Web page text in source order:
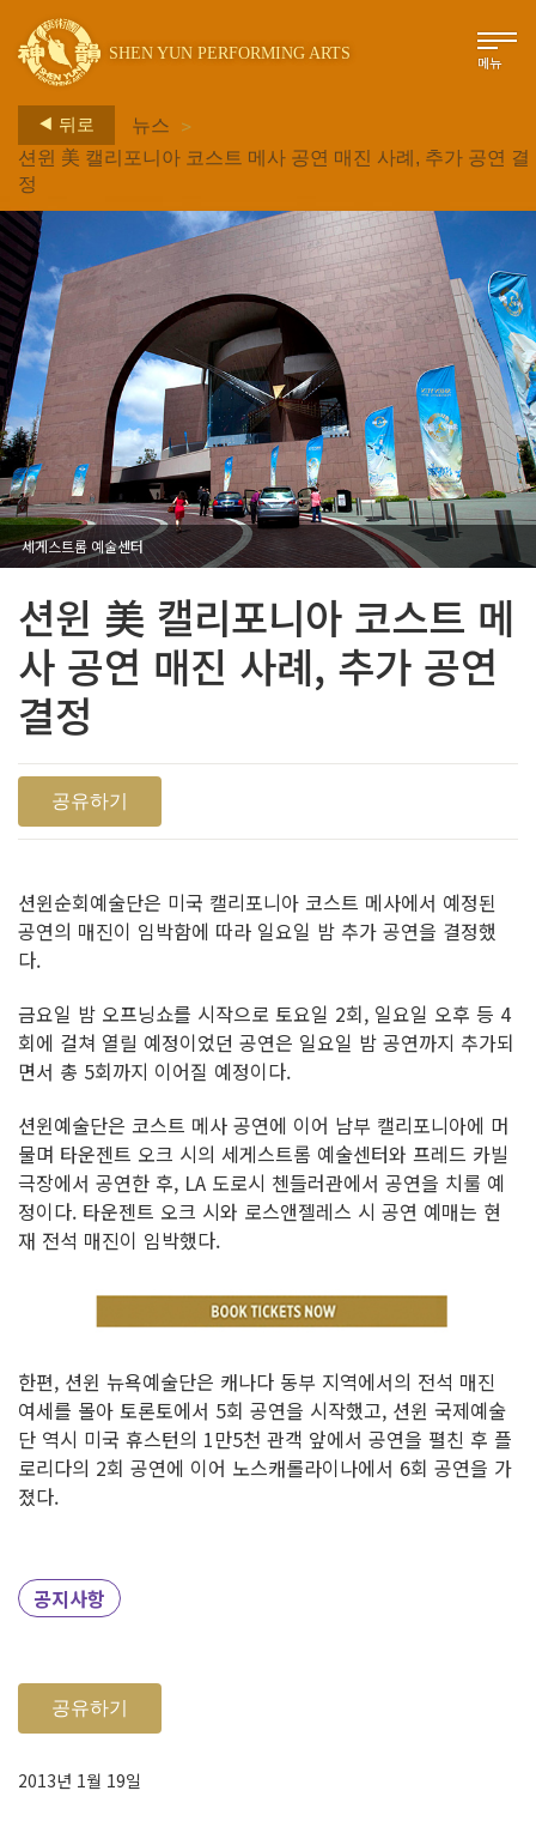
SHEN YUN PERFORMING ARTS 메뉴
뒤로 뉴스 >
션윈 美 캘리포니아 코스트 메사 공연 매진 사례, 추가 공연 결
정
세게스트롬 예술센터
션윈 美 캘리포니아 코스트 메
사 공연 매진 사례, 추가 공연
결정
공유하기
션윈순회예술단은 미국 캘리포니아 코스트 메사에서 예정된
공연의 매진이 임박함에 따라 일요일 밤 추가 공연을 결정했
다.
금요일 밤 오프닝쇼를 시작으로 토요일 2회, 일요일 오후 등 4
회에 걸쳐 열릴 예정이었던 공연은 일요일 밤 공연까지 추가되
면서 총 5회까지 이어질 예정이다.
션윈예술단은 코스트 메사 공연에 이어 남부 캘리포니아에 머
물며 타운젠트 오크 시의 세게스트롬 예술센터와 프레드 카빌
극장에서 공연한 후, LA 도로시 첸들러관에서 공연을 치룰 예
정이다. 타운젠트 오크 시와 로스앤젤레스 시 공연 예매는 현
재 전석 매진이 임박했다.
한편, 션윈 뉴욕예술단은 캐나다 동부 지역에서의 전석 매진
여세를 몰아 토론토에서 5회 공연을 시작했고, 션윈 국제예술
단 역시 미국 휴스턴의 1만5천 관객 앞에서 공연을 펼친 후 플
로리다의 2회 공연에 이어 노스캐롤라이나에서 6회 공연을 가
졌다.
공지사항
공유하기
2013년 1월 19일